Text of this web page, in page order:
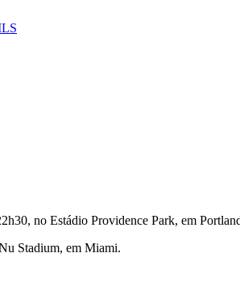
no Estádio Providence Park, em
Stadium, em Miami.